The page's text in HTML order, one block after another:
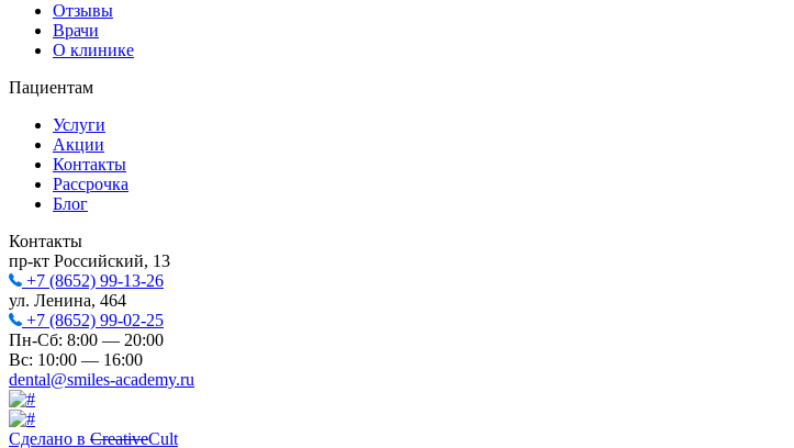
Отзывы
Врачи
О клинике
Пациентам
Услуги
Акции
Контакты
Рассрочка
Блог
Контакты
пр-кт Российский, 13
+7 (8652) 99-13-26
ул. Ленина, 464
+7 (8652) 99-02-25
Пн-Сб: 8:00 — 20:00
Вс: 10:00 — 16:00
dental@smiles-academy.ru
Сделано в CreativeCult